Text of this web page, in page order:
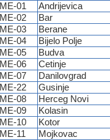
ME-01
Andrijevica
ME-02
Bar
ME-03
Berane
ME-04
Bijelo Polje
ME-05
Budva
ME-06
Cetinje
ME-07
Danilovgrad
ME-22
Gusinje
ME-08
Herceg Novi
ME-09
Kolasin
ME-10
Kotor
ME-11
Mojkovac